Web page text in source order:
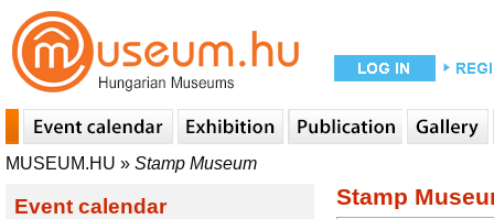
MUSEUM.HU » Stamp Museum
Event calendar Stamp